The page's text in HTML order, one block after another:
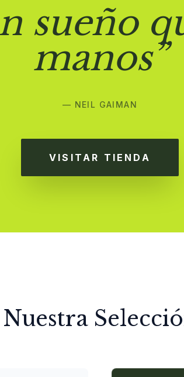
sueño
manos”
— NEIL GAIMAN
VISITAR TIENDA
Nuestra